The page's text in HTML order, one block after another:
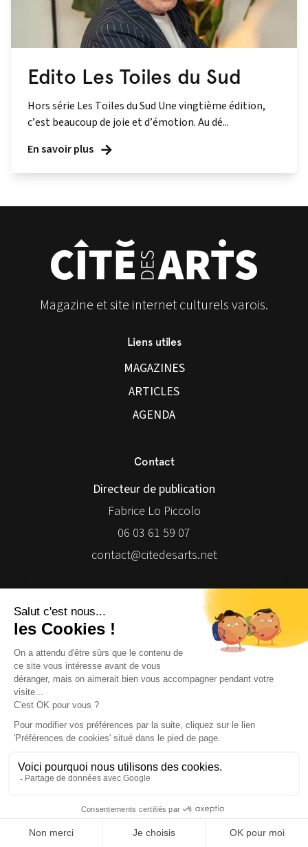
Edito Les Toiles du Sud
Hors série Les Toiles du Sud Une vingtième édition,
c’est beaucoup de joie et d’émotion. Au dé...
En savoir plus
Magazine et site internet culturels varois.
Liens utiles
MAGAZINES
ARTICLES
AGENDA
Contact
Directeur de publication
Fabrice Lo Piccolo
06 03 61 59 07
contact@citedesarts.net
© 2026 | Cité des Arts | Tous droits réservés